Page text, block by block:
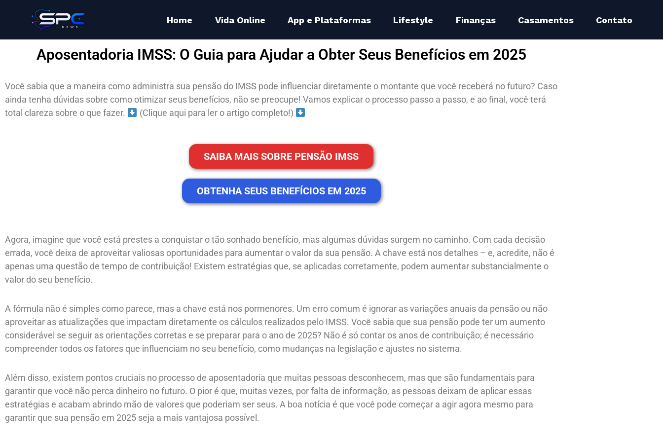
Home Vida Online App e Plataformas Lifestyle Finanças Casamentos Contato
Aposentadoria IMSS: O Guia para Ajudar a Obter Seus Benefícios em 2025
Você sabia que a maneira como administra sua pensão do IMSS pode influenciar diretamente o montante que você receberá no futuro? Caso
ainda tenha dúvidas sobre como otimizar seus benefícios, não se preocupe! Vamos explicar o processo passo a passo, e ao final, você terá
total clareza sobre o que fazer.
(Clique aqui para ler o artigo completo!)
SAIBA MAIS SOBRE PENSÃO IMSS
OBTENHA SEUS BENEFÍCIOS EM 2025
Agora, imagine que você está prestes a conquistar o tão sonhado benefício, mas algumas dúvidas surgem no caminho. Com cada decisão
errada, você deixa de aproveitar valiosas oportunidades para aumentar o valor da sua pensão. A chave está nos detalhes – e, acredite, não é
apenas uma questão de tempo de contribuição! Existem estratégias que, se aplicadas corretamente, podem aumentar substancialmente o
valor do seu benefício.
A fórmula não é simples como parece, mas a chave está nos pormenores. Um erro comum é ignorar as variações anuais da pensão ou não
aproveitar as atualizações que impactam diretamente os cálculos realizados pelo IMSS. Você sabia que sua pensão pode ter um aumento
considerável se seguir as orientações corretas e se preparar para o ano de 2025? Não é só contar os anos de contribuição; é necessário
compreender todos os fatores que influenciam no seu benefício, como mudanças na legislação e ajustes no sistema.
Além disso, existem pontos cruciais no processo de aposentadoria que muitas pessoas desconhecem, mas que são fundamentais para
garantir que você não perca dinheiro no futuro. O pior é que, muitas vezes, por falta de informação, as pessoas deixam de aplicar essas
estratégias e acabam abrindo mão de valores que poderiam ser seus. A boa notícia é que você pode começar a agir agora mesmo para
garantir que sua pensão em 2025 seja a mais vantajosa possível.